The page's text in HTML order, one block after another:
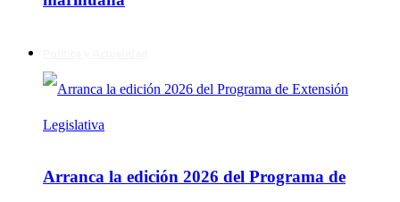
Arranca la edición 2026 del Programa de